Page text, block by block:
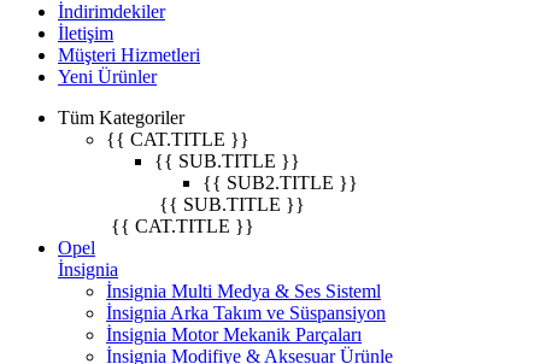
İndirimdekiler
İletişim
Müşteri Hizmetleri
Yeni Ürünler
Tüm Kategoriler
{{ CAT.TITLE }}
{{ SUB.TITLE }}
{{ SUB2.TITLE }}
{{ SUB.TITLE }}
{{ CAT.TITLE }}
Opel
İnsignia
İnsignia Multi Medya & Ses Sisteml
İnsignia Arka Takım ve Süspansiyon
İnsignia Motor Mekanik Parçaları
İnsignia Modifiye & Aksesuar Ürünle